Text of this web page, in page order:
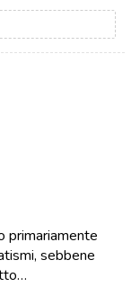
primariamente
sebbene